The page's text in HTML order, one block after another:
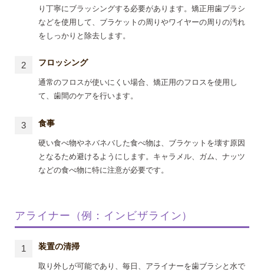
り丁寧にブラッシングする必要があります。矯正用歯ブラシ
などを使用して、ブラケットの周りやワイヤーの周りの汚れ
をしっかりと除去します。
フロッシング
通常のフロスが使いにくい場合、矯正用のフロスを使用し
て、歯間のケアを行います。
食事
硬い食べ物やネバネバした食べ物は、ブラケットを壊す原因
となるため避けるようにします。キャラメル、ガム、ナッツ
などの食べ物に特に注意が必要です。
アライナー（例：インビザライン）
装置の清掃
取り外しが可能であり、毎日、アライナーを歯ブラシと水で